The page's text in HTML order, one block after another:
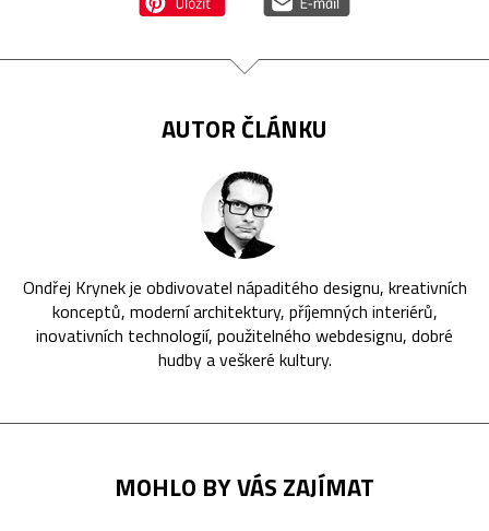
AUTOR ČLÁNKU
Ondřej Krynek je obdivovatel nápaditého designu, kreativních
konceptů, moderní architektury, příjemných interiérů,
inovativních technologií, použitelného webdesignu, dobré
hudby a veškeré kultury.
MOHLO BY VÁS ZAJÍMAT